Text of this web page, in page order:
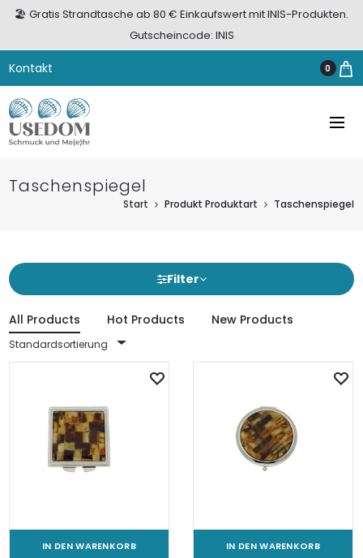
🏖️ Gratis Strandtasche ab 80 € Einkaufswert mit INIS-Produkten.
Gutscheincode: INIS
Kontakt 0
Taschenspiegel
Start Produkt Produktart Taschenspiegel
Filter
All Products Hot Products New Products
Standardsortierung
IN DEN WARENKORB IN DEN WARENKORB